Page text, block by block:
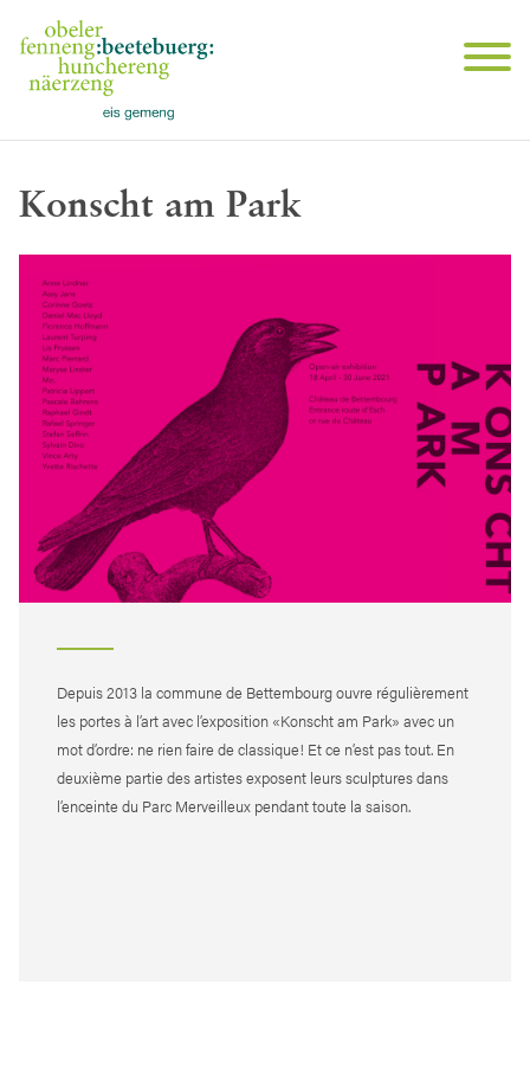
Konscht am Park
Depuis 2013 la commune de Bettembourg ouvre régulièrement
les portes à l’art avec l’exposition «Konscht am Park» avec un
mot d’ordre: ne rien faire de classique! Et ce n’est pas tout. En
deuxième partie des artistes exposent leurs sculptures dans
l’enceinte du Parc Merveilleux pendant toute la saison.